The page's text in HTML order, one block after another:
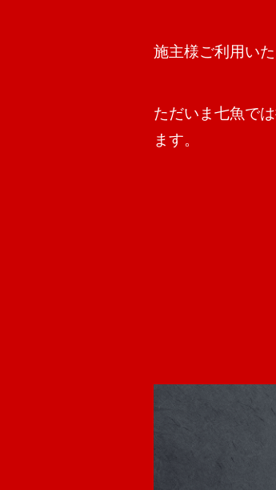
施主様ご利用い
ただいま七魚で
ます。